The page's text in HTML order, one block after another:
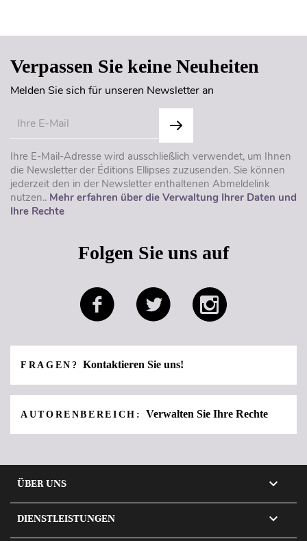
Verpassen Sie keine Neuheiten
Melden Sie sich für unseren Newsletter an
Ihre E-Mail-Adresse wird ausschließlich verwendet, um Ihnen
die Newsletter der Éditions Ellipses zuzusenden. Sie können
jederzeit den in der Newsletter enthaltenen Abmeldelink
nutzen.. Mehr erfahren über die Verwaltung Ihrer Daten und
Ihre Rechte
Folgen Sie uns auf
FRAGEN?Kontaktieren Sie uns!
AUTORENBEREICH: Verwalten Sie Ihre Rechte
ÜBER UNS 
DIENSTLEISTUNGEN 